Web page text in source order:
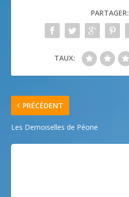
PARTAGER:
TAUX:
PRÉCÉDENT
Les Demoiselles de Péone